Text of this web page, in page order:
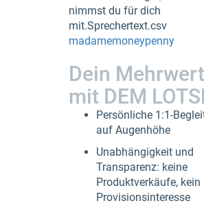
nimmst du für dich
mit.Sprechertext.csv​
madamemoneypenny
Dein Mehrwert
mit DEM
Persönliche 1:1-
auf Augenhöhe
Unabhängigkeit und
Transparenz: keine
Produktverkäufe, kein
Provisionsinteresse